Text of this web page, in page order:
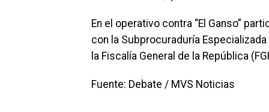
En el operativo contra “El Ganso”
con la Subprocuraduría
la Fiscalía General de la República
Fuente: Debate / MVS Noticias